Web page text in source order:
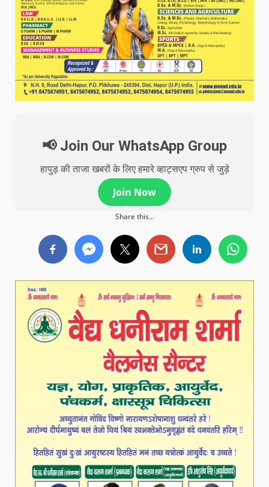
📢 Join Our WhatsApp Group
हापुड़ की ताजा खबरों के लिए हमारे व्हाट्सएप ग्रुप से जुड़े
Join Now
Share this...